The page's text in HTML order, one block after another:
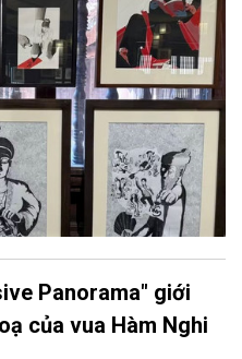
Panorama" giới
của vua Hàm Nghi